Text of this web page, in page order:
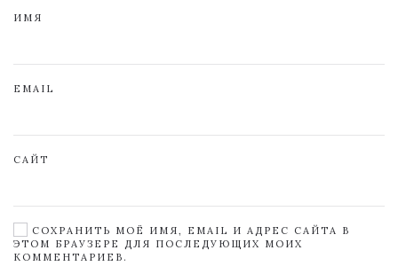
ИМЯ
EMAIL
САЙТ
СОХРАНИТЬ МОЁ ИМЯ, EMAIL И АДРЕС САЙТА В
ЭТОМ БРАУЗЕРЕ ДЛЯ ПОСЛЕДУЮЩИХ МОИХ
КОММЕНТАРИЕВ.